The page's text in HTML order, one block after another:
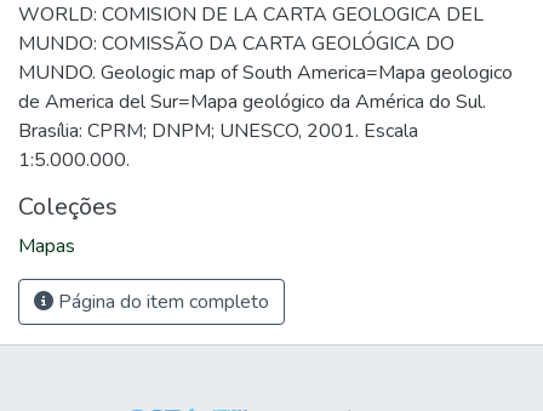
WORLD: COMISION DE LA CARTA GEOLOGICA DEL
MUNDO: COMISSÃO DA CARTA GEOLÓGICA DO
MUNDO. Geologic map of South America=Mapa geologico
de America del Sur=Mapa geológico da América do Sul.
Brasília: CPRM; DNPM; UNESCO, 2001. Escala
1:5.000.000.
Coleções
Mapas
Página do item completo